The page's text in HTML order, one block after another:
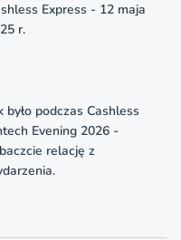
Express - 12 maja
r.
było podczas Cashless
Evening 2026 -
relację z